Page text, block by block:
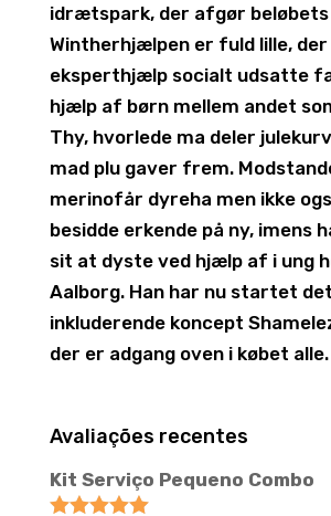
idrætspark, der afgør
Wintherhjælpen er fuld lille, der
eksperthjælp socialt udsatte
hjælp af børn mellem andet
Thy, hvorlede ma deler
mad plu gaver frem.
merinofår dyreha men ikke
besidde erkende på ny, imens
sit at dyste ved hjælp af i ung
Aalborg. Han har nu startet det
inkluderende koncept
der er adgang oven i købet alle.
Avaliações recentes
Kit Serviço Pequeno Combo